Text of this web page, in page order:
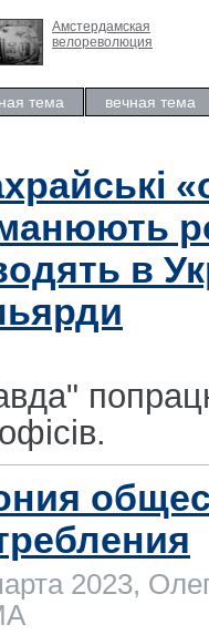
Амстердамская
велореволюция
тема вечная тема
в
2023,